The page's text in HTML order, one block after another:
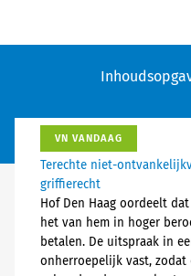
VN VANDAAG
Terechte niet-
griffierecht
Hof Den Haag oordeelt
het van hem in hoger
betalen. De uitspraak in
onherroepelijk vast,